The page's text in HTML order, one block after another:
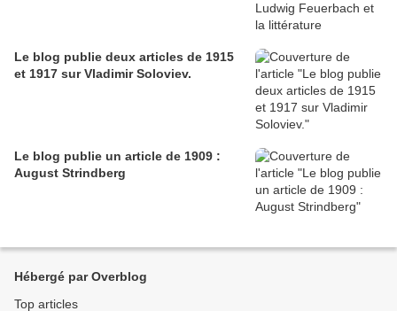
Le blog publie deux articles de 1915
et 1917 sur Vladimir Soloviev.
Le blog publie un article de 1909 :
August Strindberg
Hébergé par Overblog
Top articles